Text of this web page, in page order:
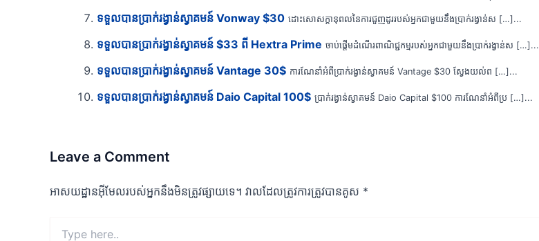
ទទួលបានប្រាក់រង្វាន់ស្វាគមន៍ Vonway $30 ដោះសោសក្តានុពលនៃការជួញដូររបស់អ្នកជាមួយនឹងប្រាក់រង្វាន់ស […]...
ទទួលបានប្រាក់រង្វាន់ស្វាគមន៍ $33 ពី Hextra Prime ចាប់ផ្តើមដំណើរពាណិជ្ជកម្មរបស់អ្នកជាមួយនឹងប្រាក់រង្វាន់ស […]...
ទទួលបានប្រាក់រង្វាន់ស្វាគមន៍ Vantage 30$ ការណែនាំអំពីប្រាក់រង្វាន់ស្វាគមន៍ Vantage $30 ស្វែងយល់ព […]...
ទទួលបានប្រាក់រង្វាន់ស្វាគមន៍ Daio Capital 100$ ប្រាក់រង្វាន់ស្វាគមន៍ Daio Capital $100 ការណែនាំអំពីប្រ […]...
Leave a Comment
អាសយដ្ឋាន​អ៊ីមែល​របស់​អ្នក​នឹង​មិន​ត្រូវ​ផ្សាយ​ទេ។ វាល​ដែល​ត្រូវ​ការ​ត្រូវ​បាន​គូស *
here..